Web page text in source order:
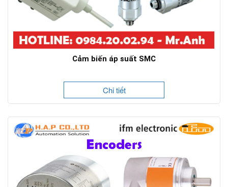
Cảm biến áp suất SMC
Chi tiết